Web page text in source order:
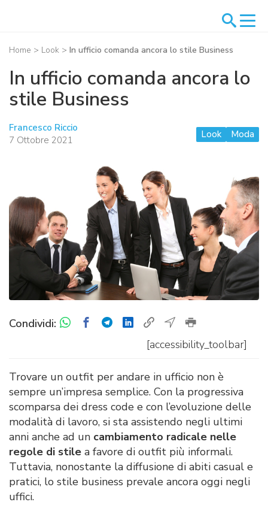
Home > Look > In ufficio comanda ancora lo stile Business
In ufficio comanda ancora lo
stile Business
Francesco Riccio
7 Ottobre 2021
Look Moda
Condividi:
[accessibility_toolbar]
Trovare un outfit per andare in ufficio non è
sempre un’impresa semplice. Con la progressiva
scomparsa dei dress code e con l’evoluzione delle
modalità di lavoro, si sta assistendo negli ultimi
anni anche ad un cambiamento radicale nelle
regole di stile a favore di outfit più informali.
Tuttavia, nonostante la diffusione di abiti casual e
pratici, lo stile business prevale ancora oggi negli
uffici.